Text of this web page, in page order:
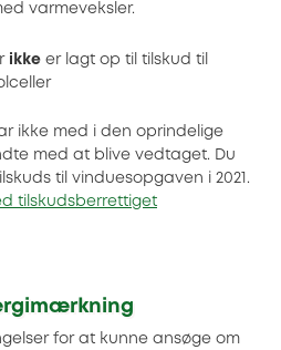
varmeveksler.
ikke er lagt op til tilskud til
ikke med i den oprindelige
med at blive vedtaget. Du
til vinduesopgaven i 2021.
tilskudsberrettiget
for at kunne ansøge om